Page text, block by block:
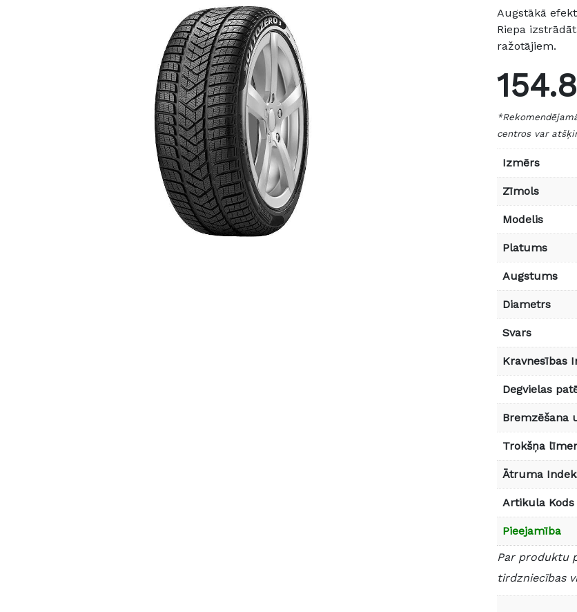
Augstākā
Riepa
ražotājiem.
centros var
Izmērs
Zīmols
Modelis
Platums
Augstums
Diametrs
Svars
Kravnesības
Degvielas
Bremzēšana
Trokšņa
Ātruma
Artikula Kods
Pieejamība
Par produktu
tirdzniecības